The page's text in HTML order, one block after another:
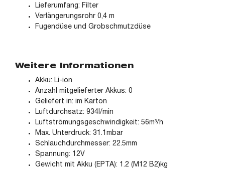
Lieferumfang: Filter
Verlängerungsrohr 0,4 m
Fugendüse und Grobschmutzdüse
Weitere Informationen
Akku: Li-ion
Anzahl mitgelieferter Akkus: 0
Geliefert in: im Karton
Luftdurchsatz: 934l/min
Luftströmungsgeschwindigkeit: 56m³/h
Max. Unterdruck: 31.1mbar
Schlauchdurchmesser: 22.5mm
Spannung: 12V
Gewicht mit Akku (EPTA): 1.2 (M12 B2)kg